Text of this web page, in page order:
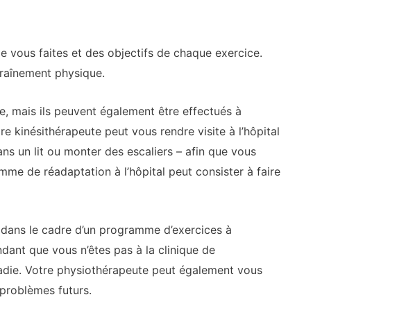
vous faites et des objectifs de chaque exercice.
physique.
mais ils peuvent également être effectués à
kinésithérapeute peut vous rendre visite à l’hôpital
un lit ou monter des escaliers – afin que vous
de réadaptation à l’hôpital peut consister à faire
le cadre d’un programme d’exercices à
que vous n’êtes pas à la clinique de
Votre physiothérapeute peut également vous
futurs.